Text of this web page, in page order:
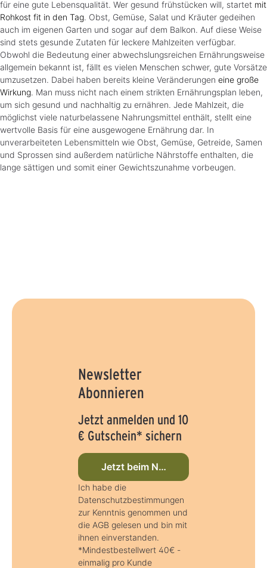
für eine gute Lebensqualität. Wer gesund frühstücken will, startet mit
Rohkost fit in den Tag. Obst, Gemüse, Salat und Kräuter gedeihen
auch im eigenen Garten und sogar auf dem Balkon. Auf diese Weise
sind stets gesunde Zutaten für leckere Mahlzeiten verfügbar.
Obwohl die Bedeutung einer abwechslungsreichen Ernährungsweise
allgemein bekannt ist, fällt es vielen Menschen schwer, gute Vorsätze
umzusetzen. Dabei haben bereits kleine Veränderungen eine große
Wirkung. Man muss nicht nach einem strikten Ernährungsplan leben,
um sich gesund und nachhaltig zu ernähren. Jede Mahlzeit, die
möglichst viele naturbelassene Nahrungsmittel enthält, stellt eine
wertvolle Basis für eine ausgewogene Ernährung dar. In
unverarbeiteten Lebensmitteln wie Obst, Gemüse, Getreide, Samen
und Sprossen sind außerdem natürliche Nährstoffe enthalten, die
lange sättigen und somit einer Gewichtszunahme vorbeugen.
Newsletter
Abonnieren
Jetzt anmelden und 10
€ Gutschein* sichern
Jetzt beim Newsletter anmelden
Ich habe die
Datenschutzbestimmungen
zur Kenntnis genommen und
die AGB gelesen und bin mit
ihnen einverstanden.
*Mindestbestellwert 40€ -
einmalig pro Kunde